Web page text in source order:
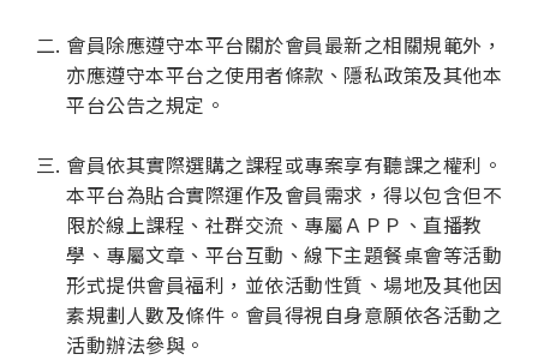
會員除應遵守本平台關於會員最新之相關規範外，
亦應遵守本平台之使用者條款、隱私政策及其他本
平台公告之規定。
會員依其實際選購之課程或專案享有聽課之權利。
本平台為貼合實際運作及會員需求，得以包含但不
限於線上課程、社群交流、專屬ＡＰＰ、直播教
學、專屬文章、平台互動、線下主題餐桌會等活動
形式提供會員福利，並依活動性質、場地及其他因
素規劃人數及條件。會員得視自身意願依各活動之
活動辦法參與。